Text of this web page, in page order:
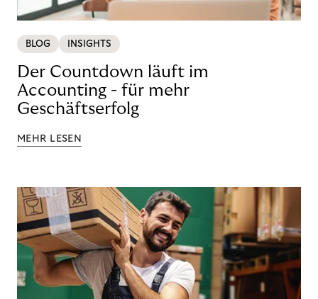
BLOG INSIGHTS
Der Countdown läuft im
Accounting - für mehr
Geschäftserfolg
MEHR LESEN